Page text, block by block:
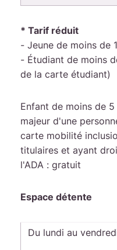
* Tarif réduit
- Jeune de moins de
- Étudiant de moins
de la carte étudiant)
Enfant de moins de
majeur d'une
carte mobilité
titulaires et ayant
l'ADA : gratuit
Espace détente
Du lundi au